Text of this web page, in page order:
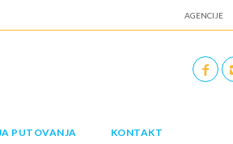
AGENCIJE
PUTOVANJA KONTAKT